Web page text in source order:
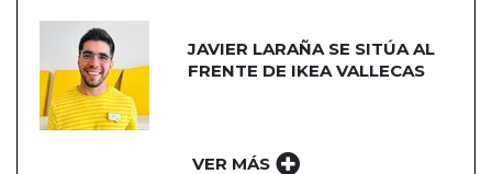
JAVIER LARAÑA SE SITÚA AL
FRENTE DE IKEA VALLECAS
VER MÁS